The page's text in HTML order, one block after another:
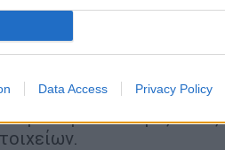
Data Access Privacy Policy
νόστιμη κρέμα
χωρίς ζάχαρη, γάλα και
ότι μπορεί να έχει
ένα γλυκό χωρίς ίχνος